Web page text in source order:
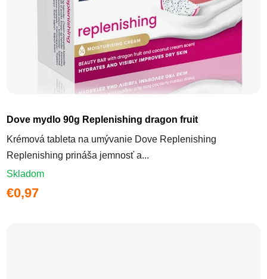
Dove mydlo 90g Replenishing dragon fruit
Krémová tableta na umývanie Dove Replenishing
Replenishing prináša jemnosť a...
Skladom
€0,97